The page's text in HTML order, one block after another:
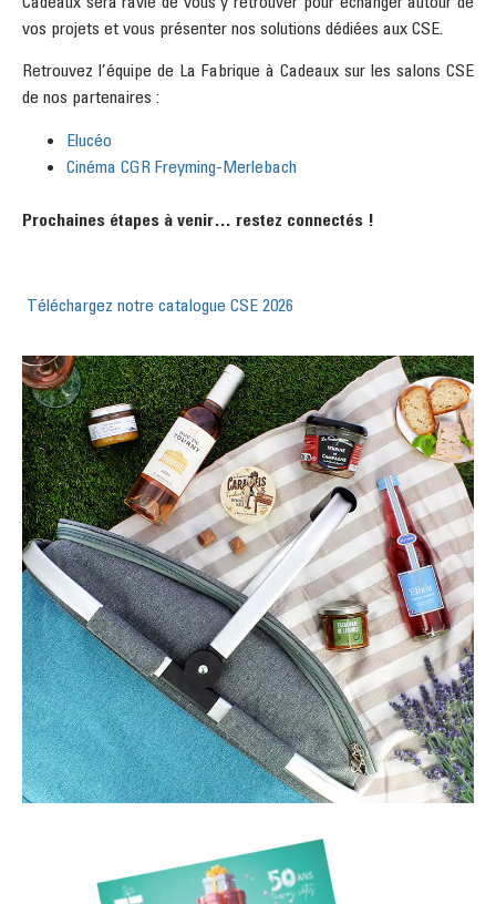
vos projets et vous présenter nos solutions dédiées aux CSE.
Retrouvez l’équipe de La Fabrique à Cadeaux sur les salons CSE
de nos partenaires :
Elucéo
Cinéma CGR Freyming-Merlebach
Prochaines étapes à venir… restez connectés !
Téléchargez notre catalogue CSE 2026